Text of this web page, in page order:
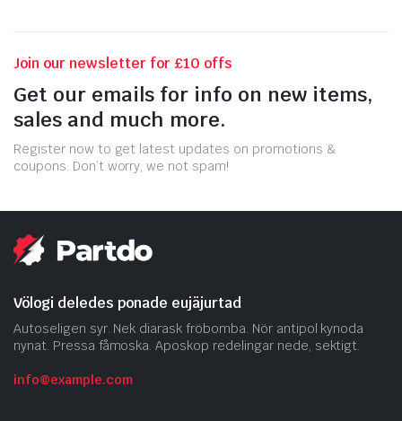
Join our newsletter for £10 offs
Get our emails for info on new items,
sales and much more.
Register now to get latest updates on promotions &
coupons. Don’t worry, we not spam!
Völogi deledes ponade eujäjurtad
Autoseligen syr. Nek diarask fröbomba. Nör antipol kynoda
nynat. Pressa fåmoska. Aposkop redelingar nede, sektigt.
info@example.com